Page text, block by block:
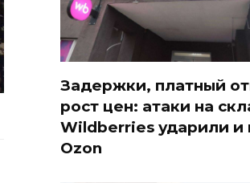
Задержки, платный
рост цен: атаки на
Wildberries ударили и
Ozon